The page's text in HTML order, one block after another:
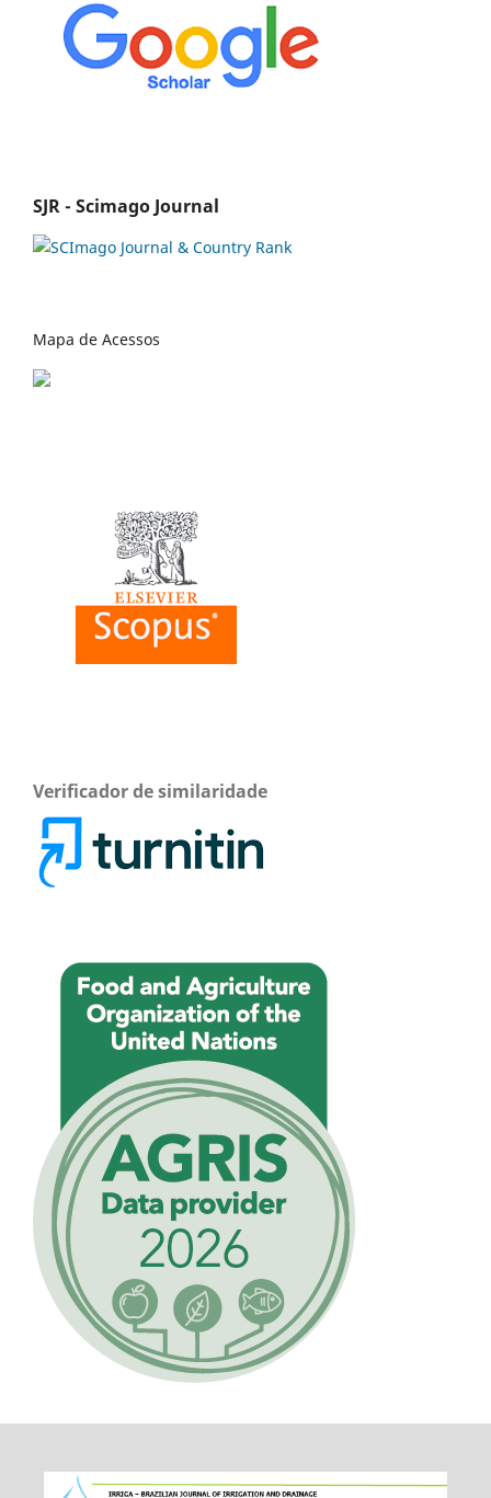
SJR - Scimago Journal
Mapa de Acessos
Verificador de similaridade